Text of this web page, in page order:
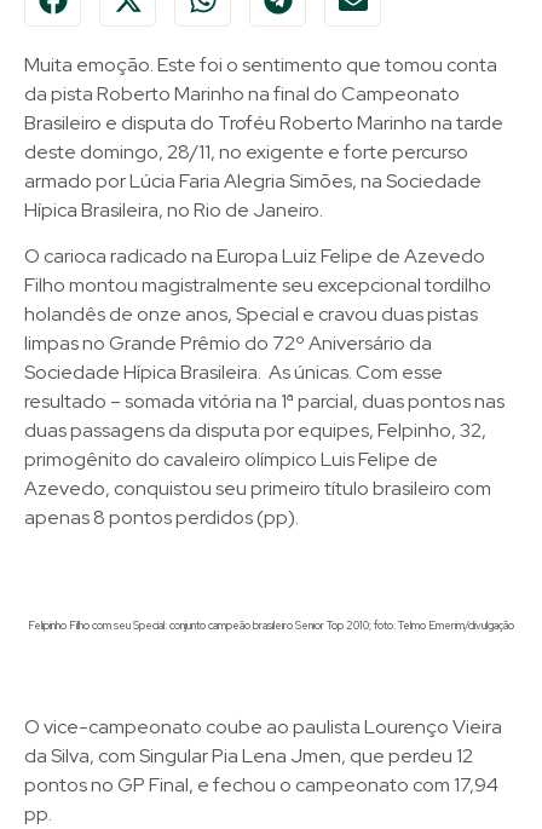
Muita emoção. Este foi o sentimento que tomou conta
da pista Roberto Marinho na final do Campeonato
Brasileiro e disputa do Troféu Roberto Marinho na tarde
deste domingo, 28/11, no exigente e forte percurso
armado por Lúcia Faria Alegria Simões, na Sociedade
Hípica Brasileira, no Rio de Janeiro.
O carioca radicado na Europa Luiz Felipe de Azevedo
Filho montou magistralmente seu excepcional tordilho
holandês de onze anos, Special e cravou duas pistas
limpas no Grande Prêmio do 72º Aniversário da
Sociedade Hípica Brasileira. As únicas. Com esse
resultado – somada vitória na 1ª parcial, duas pontos nas
duas passagens da disputa por equipes, Felpinho, 32,
primogênito do cavaleiro olímpico Luis Felipe de
Azevedo, conquistou seu primeiro título brasileiro com
apenas 8 pontos perdidos (pp).
Felipinho Filho com seu Special: conjunto campeão brasileiro Senior Top 2010; foto: Telmo Emerim/divulgação
O vice-campeonato coube ao paulista Lourenço Vieira
da Silva, com Singular Pia Lena Jmen, que perdeu 12
pontos no GP Final, e fechou o campeonato com 17,94
pp.